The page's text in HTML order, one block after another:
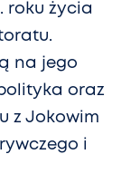
roku życia
na jego
oraz
z Jokowim
i